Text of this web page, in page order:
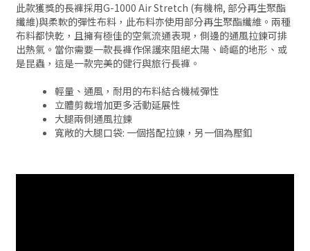
此款獲獎的長褲採用G-1000 Air Stretch (有機棉, 部分再生聚酯
纖維)與柔軟的彈性布料，此布料亦使用部分再生聚酯纖維。兩種
布料都快乾，且擁有極佳的空氣流通表現，側邊的通風拉鍊可排
出熱氣。當你需要一款長褲作保護來阻絕太陽、崎嶇的地形、或
是昆蟲，這是一款完美的健行與旅行長褲。
輕量、通風，耐用的布料結合機械彈性
立體剪裁增加更多活動延展性
大腿兩側通風拉鍊
寬敞的大腿口袋: 一個搭配拉鍊，另一個為壓釦